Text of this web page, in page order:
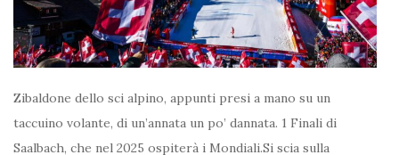
Zibaldone dello sci alpino, appunti presi a mano su un
taccuino volante, di un’annata un po’ dannata. 1 Finali di
Saalbach, che nel 2025 ospiterà i Mondiali.Si scia sulla